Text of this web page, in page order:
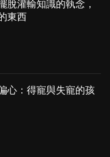
脫灌輸知識的執念，
東西
心：得寵與失寵的孩